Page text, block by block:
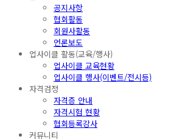
공지사항
협회활동
회원사활동
언론보도
업사이클 활동(교육/행사)
업사이클 교육현황
업사이클 행사(이벤트/전시등)
자격검정
자격증 안내
자격시험 현황
협회등록강사
커뮤니티